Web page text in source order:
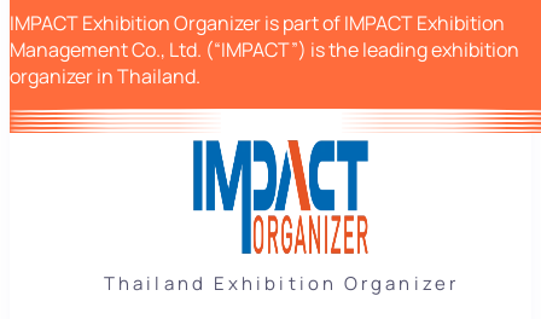
IMPACT Exhibition Organizer is part of IMPACT Exhibition
Management Co., Ltd. (“IMPACT”) is the leading exhibition
organizer in Thailand.
Thailand Exhibition Organizer